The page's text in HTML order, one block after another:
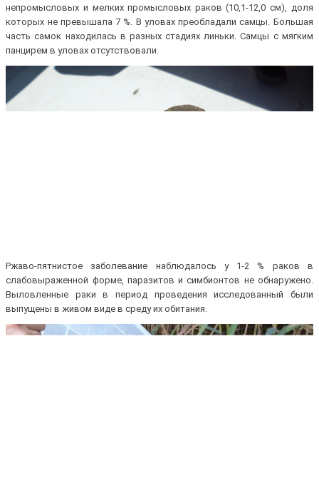
непромысловых и мелких промысловых раков (10,1-12,0 см), доля
которых не превышала 7 %. В уловах преобладали самцы. Большая
часть самок находилась в разных стадиях линьки. Самцы с мягким
панцирем в уловах отсутствовали.
Ржаво-пятнистое заболевание наблюдалось у 1-2 % раков в
слабовыраженной форме, паразитов и симбионтов не обнаружено.
Выловленные раки в период проведения исследованный были
выпущены в живом виде в среду их обитания.